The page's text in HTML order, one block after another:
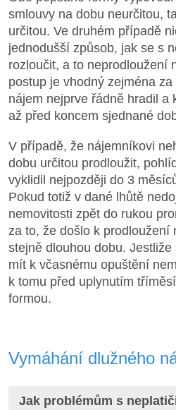
smlouvy na dobu neurčitou,
určitou. Ve druhém případě
jednodušší způsob, jak se s
rozloučit, a to neprodloužení
postup je vhodný zejména
nájem nejprve řádně hradil a
až před koncem sjednané
V případě, že nájemníkovi
dobu určitou prodloužit,
vyklidil nejpozději do 3
Pokud totiž v dané lhůtě
nemovitosti zpět do rukou
za to, že došlo k prodloužení
stejně dlouhou dobu.
mít k včasnému opuštění
k tomu před uplynutím
formou.
Vymáhání dlužného
Jak problémům s